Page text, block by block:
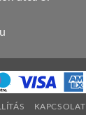
KAPCSOLAT